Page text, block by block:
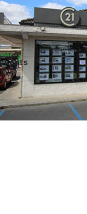
9,2/10
par
clients